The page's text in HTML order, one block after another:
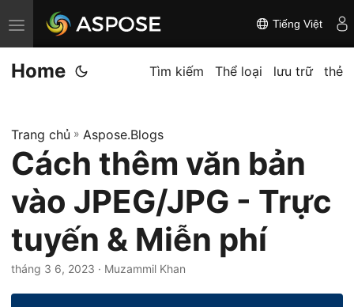
C
h
u
n
đ
i
đ
i
ề
u
Tiếng Việt
Home Tìm kiếm Thể loại lưu trữ thẻ
Trang chủ » Aspose.Blogs
Cách thêm văn bản
vào JPEG/JPG - Trực
tuyến & Miễn phí
tháng 3 6, 2023 · Muzammil Khan